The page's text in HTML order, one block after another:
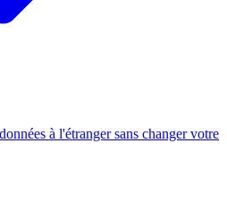
à l'étranger sans changer votre